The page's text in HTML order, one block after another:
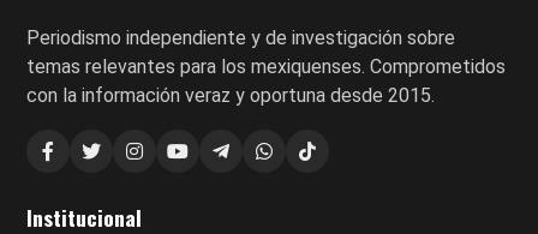
Periodismo independiente y de investigación sobre
temas relevantes para los mexiquenses. Comprometidos
con la información veraz y oportuna desde 2015.
Institucional